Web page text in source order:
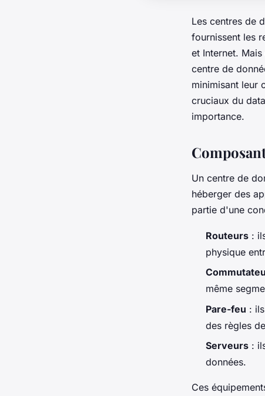
Les centres de
fournissent les
et Internet.
centre de
minimisant leur
cruciaux du
importance.
Un centre de
héberger des
partie d'une
Routeurs :
physique
même
Pare-feu :
des règles
Serveurs :
données.
Ces